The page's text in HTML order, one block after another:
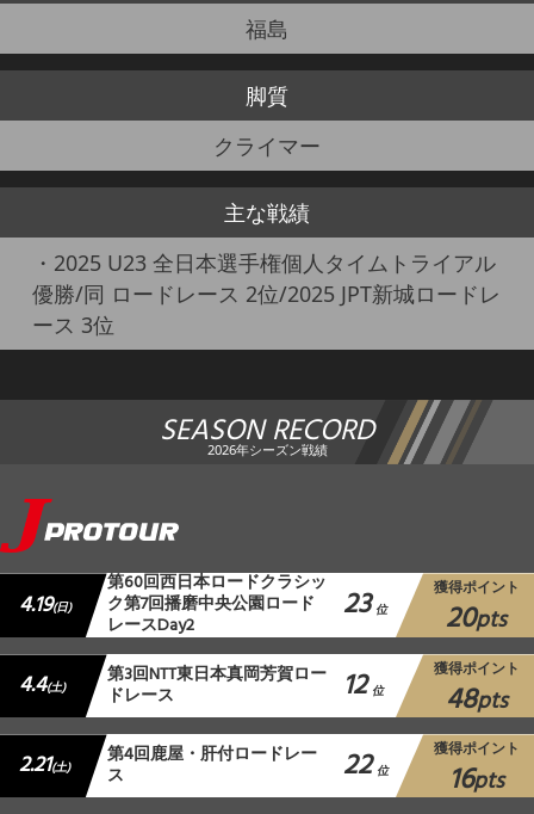
福島
脚質
クライマー
主な戦績
・2025 U23 全日本選手権個人タイムトライアル
優勝/同 ロードレース 2位/2025 JPT新城ロードレ
ース 3位
SEASON RECORD
2026年シーズン戦績
4.19(日)
第60回西日本ロードクラシッ
ク第7回播磨中央公園ロード
レースDay2 23 位
獲得ポイント
20pts
4.4(土) 第3回NTT東日本真岡芳賀ロー
ドレース 12 位
獲得ポイント
48pts
2.21(土) 第4回鹿屋・肝付ロードレー
ス 22 位
獲得ポイント
16pts